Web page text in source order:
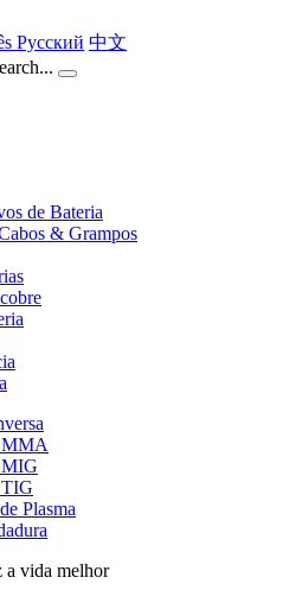
Pусский 中文
de Bateria
& Grampos
MMA
MIG
Plasma
a vida melhor